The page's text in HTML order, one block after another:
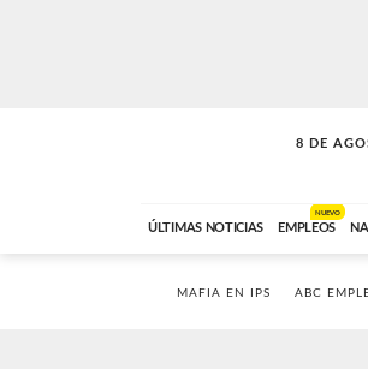
8 DE
SOLO
ÚLTIMAS NOTICIAS EMPLEOS
NUEVO
MAFIA EN IPS ABC